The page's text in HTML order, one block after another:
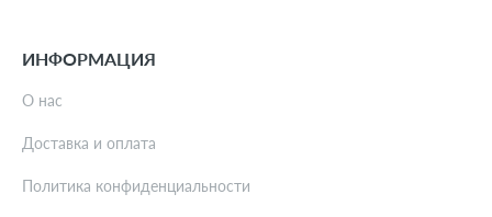
ИНФОРМАЦИЯ
О нас
Доставка и оплата
Политика конфиденциальности